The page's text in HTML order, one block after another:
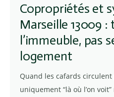
Copropriétés et
Marseille 13009
l’immeuble, pas
logement
Quand les cafards
uniquement “là où l’on